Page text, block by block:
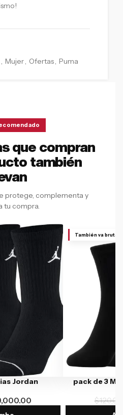
, Mujer, Ofertas, Puma
que compran
también
protege, complementa y
tu compra.
Jordan
También va brutal
pack de 3
$